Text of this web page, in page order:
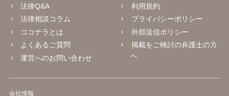
法律Q&A
法律相談コラム
ココナラとは
よくあるご質問
運営へのお問い合わせ
利用規約
プライバシーポリシー
外部送信ポリシー
掲載をご検討の弁護士の方
へ
会社情報